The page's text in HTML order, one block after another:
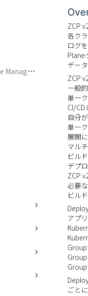
K
ubernetes Resource Management
ZCP
各ク
ログ
Plane
デー
ZCP
一般
単一
CI/CD
自分
単一
展開
マル
ビル
デプ
ZCP
必要
ビル
アプ
ごと